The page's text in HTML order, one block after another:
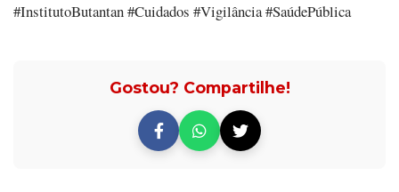
#InstitutoButantan #Cuidados #Vigilância #SaúdePública
Gostou? Compartilhe!